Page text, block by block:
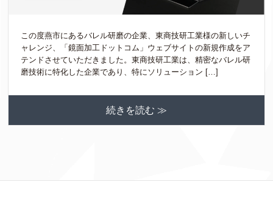
この度燕市にあるバレル研磨の企業、東商技研工業様の新しいチ
ャレンジ、「鏡面加工ドットコム」ウェブサイトの新規作成をア
テンドさせていただきました。東商技研工業は、精密なバレル研
磨技術に特化した企業であり、特にソリューション […]
続きを読む ≫